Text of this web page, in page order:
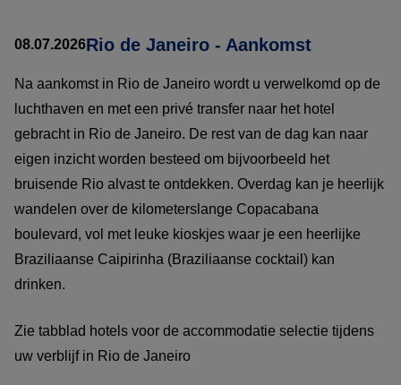
08.07.2026Rio de Janeiro - Aankomst
Na aankomst in Rio de Janeiro wordt u verwelkomd op de
luchthaven en met een privé transfer naar het hotel
gebracht in Rio de Janeiro. De rest van de dag kan naar
eigen inzicht worden besteed om bijvoorbeeld het
bruisende Rio alvast te ontdekken. Overdag kan je heerlijk
wandelen over de kilometerslange Copacabana
boulevard, vol met leuke kioskjes waar je een heerlijke
Braziliaanse Caipirinha (Braziliaanse cocktail) kan
drinken.
Zie tabblad hotels voor de accommodatie selectie tijdens
uw verblijf in Rio de Janeiro